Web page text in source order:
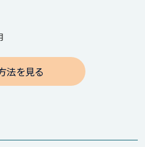
法を見る